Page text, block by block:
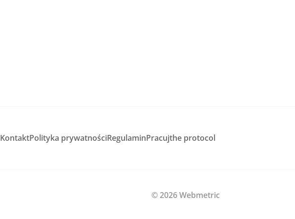
KontaktPolityka prywatnościRegulaminPracujthe protocol
© 2026 Webmetric